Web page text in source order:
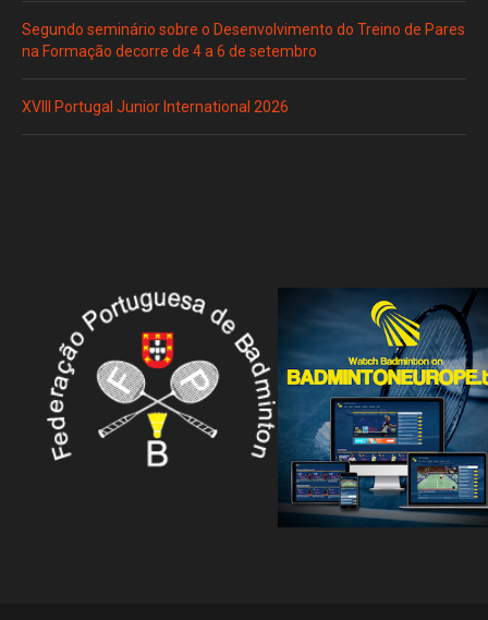
Segundo seminário sobre o Desenvolvimento do Treino de Pares
na Formação decorre de 4 a 6 de setembro
XVIII Portugal Junior International 2026